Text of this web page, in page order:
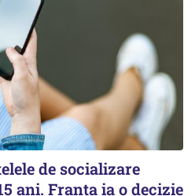
de socializare
ani. Franța ia o decizie